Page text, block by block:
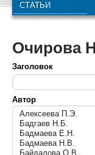
СТАТЬИ
Очирова
Заголовок
Автор